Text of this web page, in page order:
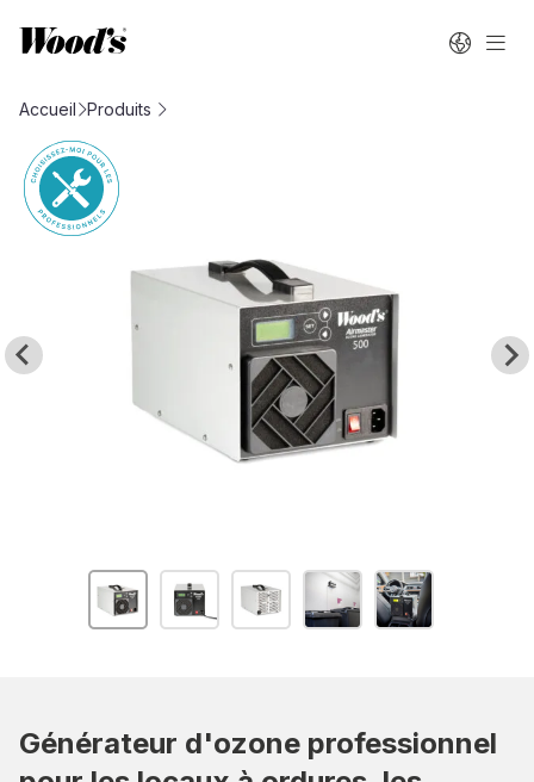
Accueil Produits
Générateur d'ozone professionnel